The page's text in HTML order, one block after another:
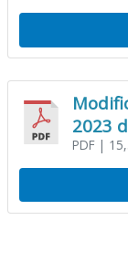
2023
PDF|